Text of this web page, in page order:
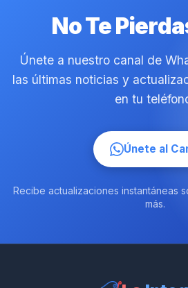
No Te
Únete a nuestro canal de
las últimas noticias y
en tu
Únete al
Recibe actualizaciones instantáneas
más.